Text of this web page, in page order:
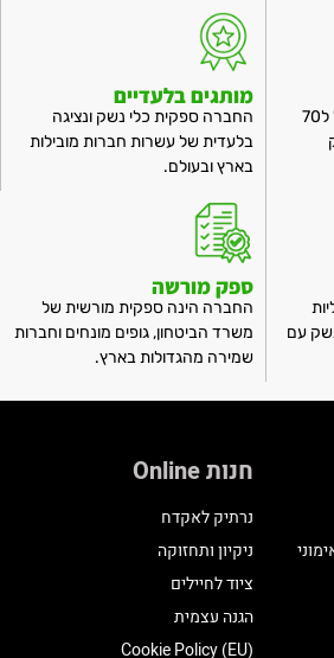
חברת להב מובילה כבר מעל ל70
מותגים בלעדיים
החברה ספקית כלי נשק ונציגה
בלעדית של עשרות חברות מובילות
בארץ ובעולם.
עם
ספק מורשה
החברה הינה ספקית מורשית של
משרד הביטחון, גופים מונחים וחברות
שמירה מהגדולות בארץ.
חנות Online
נרתיק לאקדח
ניקיון ותחזוקה
ציוד לחיילים
הגנה עצמית
Cookie Policy (EU)